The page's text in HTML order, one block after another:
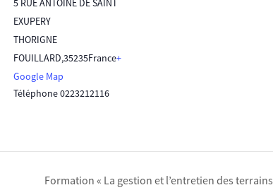
5 RUE ANTOINE DE SAINT
EXUPERY
THORIGNE
FOUILLARD,35235France+
Google Map
Téléphone0223212116
Formation « La gestion et l’entretien des terrains